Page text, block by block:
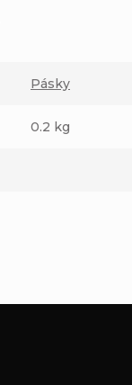
Pásky
0.2 kg